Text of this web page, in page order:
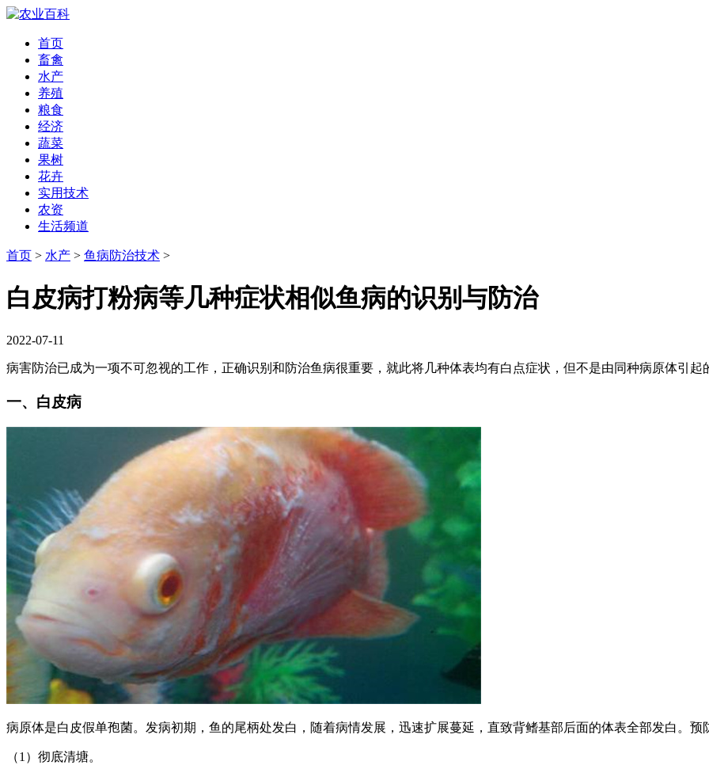
首页
畜禽
水产
养殖
粮食
经济
蔬菜
果树
花卉
实用技术
农资
生活频道
首页 > 水产 > 鱼病防治技术 >
白皮病打粉病等几种症状相似鱼病的识别与防治
2022-07-11
病害防治已成为一项不可忽视的工作，正确识别和防治鱼病很重要，就此将几种体表均有白点症状，但不是由同种病原体引起
一、白皮病
病原体是白皮假单孢菌。发病初期，鱼的尾柄处发白，随着病情发展，迅速扩展蔓延，直致背鳍基部后面的体表全部发白。预
（1）彻底清塘。